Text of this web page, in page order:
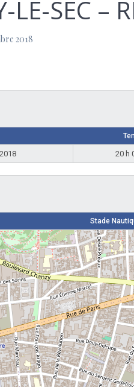
LE-SEC –
2018
20 h
Stade